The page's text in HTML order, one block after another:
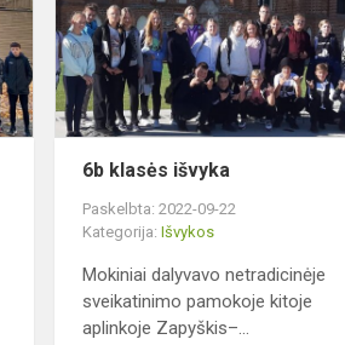
6b klasės išvyka
Paskelbta: 2022-09-22
Kategorija:Išvykos
Mokiniai dalyvavo netradicinėje
sveikatinimo pamokoje kitoje
aplinkoje Zapyškis–...